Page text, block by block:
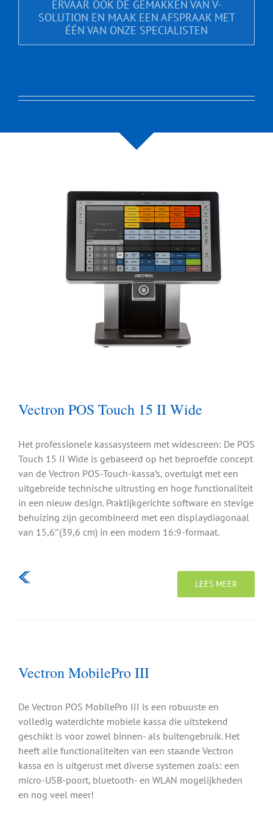
ERVAAR OOK DE GEMAKKEN VAN V-
SOLUTION EN MAAK EEN AFSPRAAK MET
ÉÉN VAN ONZE SPECIALISTEN
Vectron POS Touch 15 II Wide
Het professionele kassasysteem met widescreen: De POS
Touch 15 II Wide is gebaseerd op het beproefde concept
van de Vectron POS-Touch-kassa’s, overtuigt met een
uitgebreide technische uitrusting en hoge functionaliteit
in een nieuw design. Praktijkgerichte software en stevige
behuizing zijn gecombineerd met een displaydiagonaal
van 15,6″(39,6 cm) in een modern 16:9-formaat.
LEES MEER
Vectron MobilePro III
De Vectron POS MobilePro III is een robuuste en
volledig waterdichte mobiele kassa die uitstekend
geschikt is voor zowel binnen- als buitengebruik. Het
heeft alle functionaliteiten van een staande Vectron
kassa en is uitgerust met diverse systemen zoals: een
micro-USB-poort, bluetooth- en WLAN mogelijkheden
en nog veel meer!